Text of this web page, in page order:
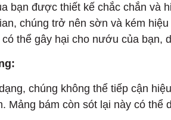
bạn được thiết kế chắc chắn và
chúng trở nên sờn và kém
thể gây hại cho nướu của bạn,
chúng không thể tiếp cận
Mảng bám còn sót lại này có thể